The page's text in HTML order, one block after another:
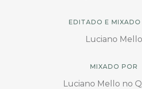
EDITADO E MIXADO
Luciano Mello
MIXADO POR
Luciano Mello no